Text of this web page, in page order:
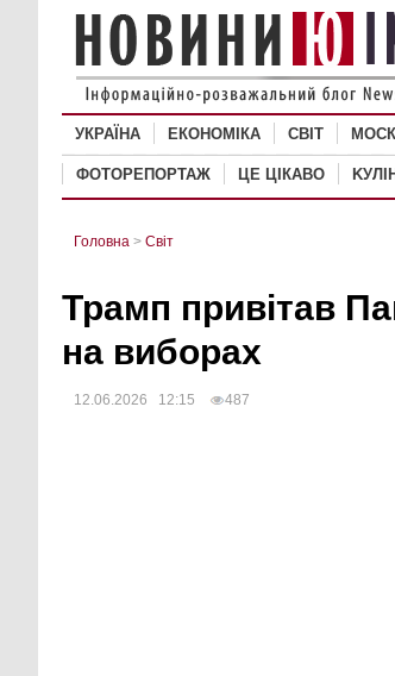
УКРАЇНА ЕКОНОМІКА СВІТ
ФОТОРЕПОРТАЖ ЦЕ ЦІКАВО
Головна > Світ
Трамп привітав
на виборах
12.06.2026 12:15 487